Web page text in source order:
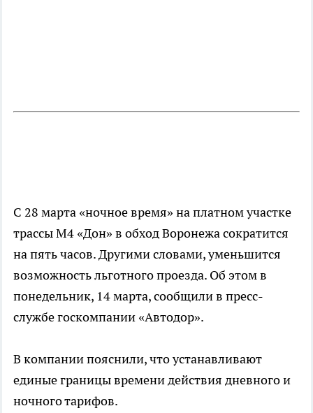
С 28 марта «ночное время» на платном участке
трассы М4 «Дон» в обход Воронежа сократится
на пять часов. Другими словами, уменьшится
возможность льготного проезда. Об этом в
понедельник, 14 марта, сообщили в пресс-
службе госкомпании «Автодор».
В компании пояснили, что устанавливают
единые границы времени действия дневного и
ночного тарифов.